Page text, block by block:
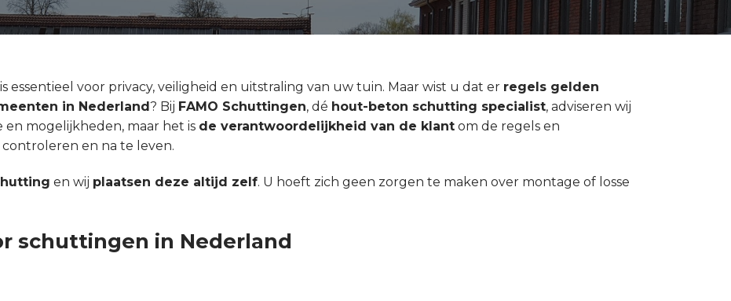
essentieel voor privacy, veiligheid en uitstraling van uw tuin. Maar wist u dat er regels gelden
in Nederland? Bij FAMO Schuttingen, dé hout-beton schutting specialist, adviseren wij
mogelijkheden, maar het is de verantwoordelijkheid van de klant om de regels en
en na te leven.
en wij plaatsen deze altijd zelf. U hoeft zich geen zorgen te maken over montage of losse
schuttingen in Nederland